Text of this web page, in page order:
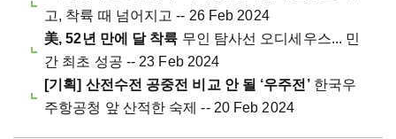
고, 착륙 때 넘어지고 -- 26 Feb 2024
美, 52년 만에 달 착륙 무인 탐사선 오디세우스... 민
간 최초 성공 -- 23 Feb 2024
[기획] 산전수전 공중전 비교 안 될 ‘우주전’한국우
주항공청 앞 산적한 숙제 -- 20 Feb 2024